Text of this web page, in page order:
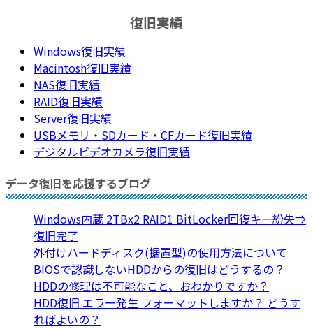
復旧実績
Windows復旧実績
Macintosh復旧実績
NAS復旧実績
RAID復旧実績
Server復旧実績
USBメモリ・SDカード・CFカード復旧実績
デジタルビデオカメラ復旧実績
データ復旧を応援するブログ
Windows内蔵 2TBx2 RAID1 BitLocker回復キー紛失⇒
復旧完了
外付けハードディスク(据置型)の使用方法について
BIOSで認識しないHDDからの復旧はどうするの？
HDDの修理は不可能なこと、おわかりですか？
HDD復旧 エラー発生 フォーマットしますか？ どうす
ればよいの？